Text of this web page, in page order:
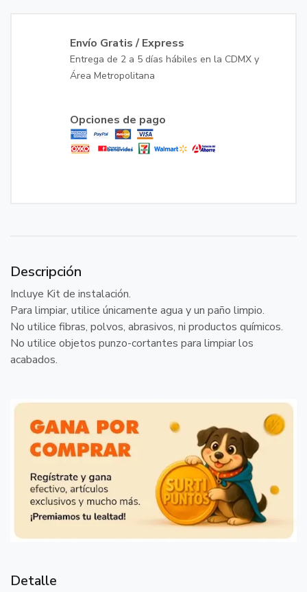
Envío Gratis / Express
Entrega de 2 a 5 días hábiles en la CDMX y
Área Metropolitana
Opciones de pago
Descripción
Incluye Kit de instalación.
Para limpiar, utilice únicamente agua y un paño limpio.
No utilice fibras, polvos, abrasivos, ni productos químicos.
No utilice objetos punzo-cortantes para limpiar los
acabados.
Detalle